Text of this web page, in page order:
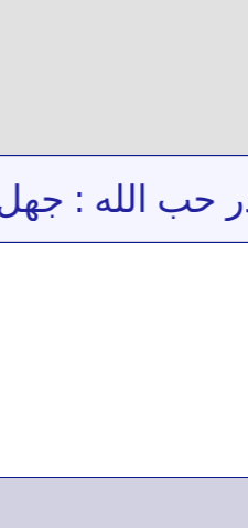
الله : جهل